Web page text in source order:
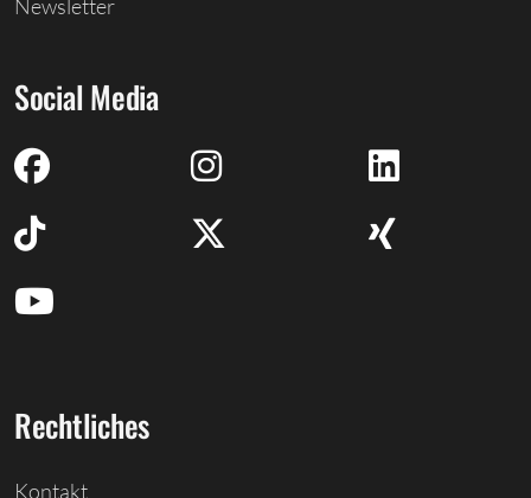
Newsletter
Social Media
Rechtliches
Kontakt